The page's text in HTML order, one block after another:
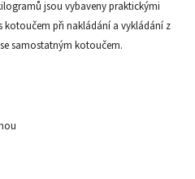
jsou vybaveny praktickými
při nakládání a vykládání z
samostatným kotoučem.